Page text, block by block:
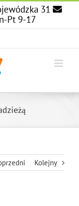
31
Pt 9-17
Kolejny